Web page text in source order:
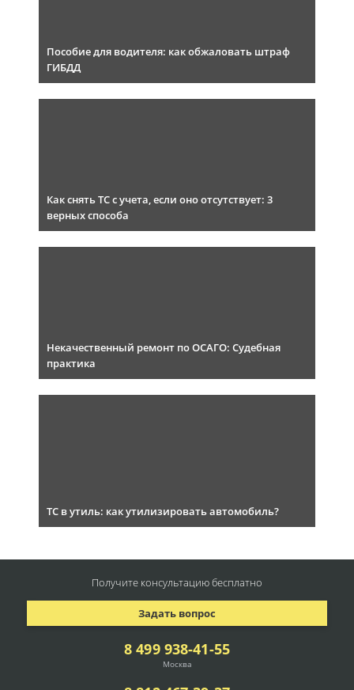
Пособие для водителя: как обжаловать штраф
ГИБДД
Как снять ТС с учета, если оно отсутствует: 3
верных способа
Некачественный ремонт по ОСАГО: Судебная
практика
ТС в утиль: как утилизировать автомобиль?
8 499 938-41-55
Москва
Задать вопрос
Получите консультациюбесплатно